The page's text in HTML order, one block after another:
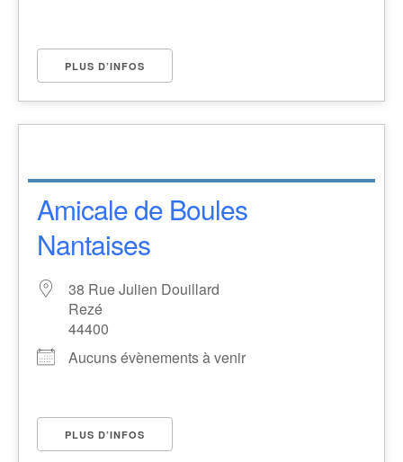
PLUS D’INFOS
Amicale de Boules
Nantaises
38 Rue Julien Douillard
Rezé
44400
Aucuns évènements à venir
PLUS D’INFOS